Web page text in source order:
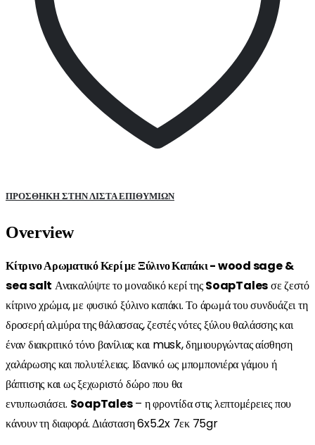
ΠΡΌΣΘΉΚΗ ΣΤΗΝ ΛΊΣΤΑ ΕΠΙΘΥΜΙΏΝ
Overview
Κίτρινο Αρωματικό Κερί με Ξύλινο Καπάκι - wood sage &
sea salt Ανακαλύψτε το μοναδικό κερί τηςSoapTalesσε ζεστό
κίτρινο χρώμα, με φυσικό ξύλινο καπάκι. Το άρωμά του συνδυάζει τη
δροσερή αλμύρα της θάλασσας, ζεστές νότες ξύλου θαλάσσης και
έναν διακριτικό τόνο βανίλιας και musk, δημιουργώντας αίσθηση
χαλάρωσης και πολυτέλειας. Ιδανικό ως μπομπονιέρα γάμου ή
βάπτισης και ως ξεχωριστό δώρο που θα
εντυπωσιάσει. SoapTales– η φροντίδα στις λεπτομέρειες που
κάνουν τη διαφορά. Διάσταση 6x5.2x 7εκ 75gr